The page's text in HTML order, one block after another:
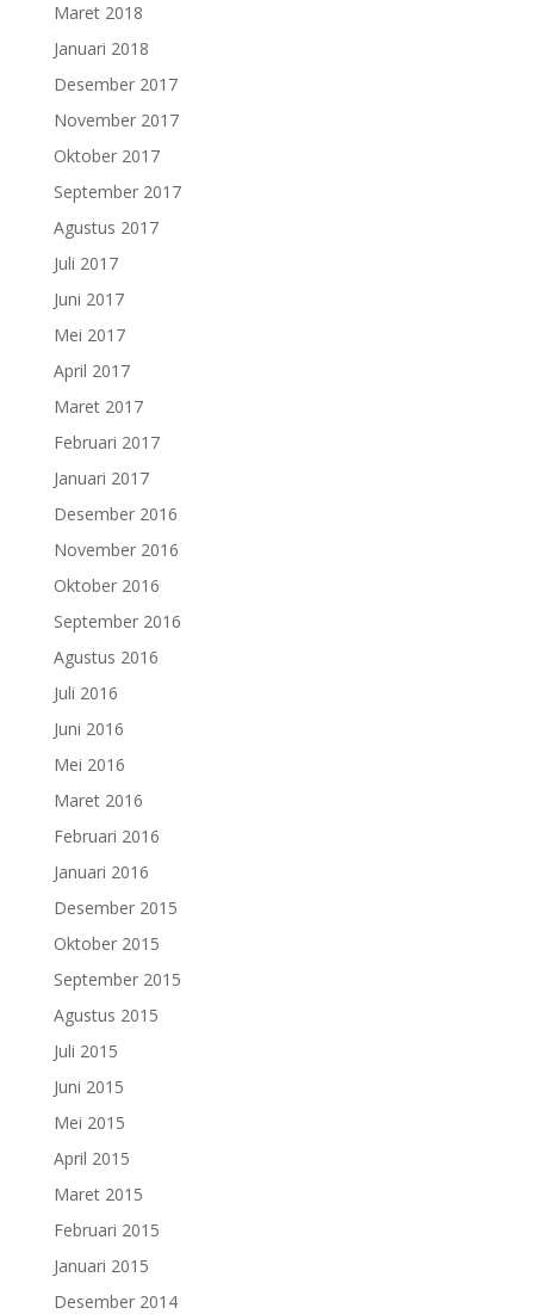
Maret 2018
Januari 2018
Desember 2017
November 2017
Oktober 2017
September 2017
Agustus 2017
Juli 2017
Juni 2017
Mei 2017
April 2017
Maret 2017
Februari 2017
Januari 2017
Desember 2016
November 2016
Oktober 2016
September 2016
Agustus 2016
Juli 2016
Juni 2016
Mei 2016
Maret 2016
Februari 2016
Januari 2016
Desember 2015
Oktober 2015
September 2015
Agustus 2015
Juli 2015
Juni 2015
Mei 2015
April 2015
Maret 2015
Februari 2015
Januari 2015
Desember 2014